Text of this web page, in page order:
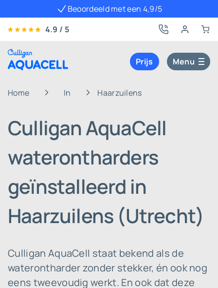
Beoordeeld met een 4,9/5
4.9 / 5
Prijs Menu
Home In Haarzuilens
Culligan AquaCell
waterontharders
geïnstalleerd in
Haarzuilens (Utrecht)
Culligan AquaCell staat bekend als de
waterontharder zonder stekker, én ook nog
eens tweevoudig werkt. En ook dat deze